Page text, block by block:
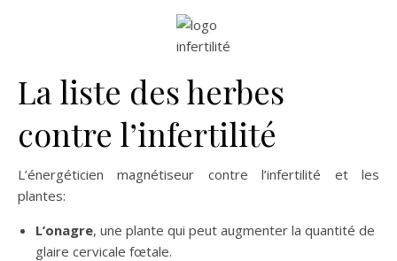
La liste des herbes
contre l’infertilité
L’énergéticien magnétiseur contre l’infertilité et les
plantes:
L’onagre, une plante qui peut augmenter la quantité de
glaire cervicale fœtale.